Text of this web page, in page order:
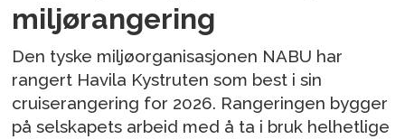
miljørangering
Den tyske miljøorganisasjonen NABU har
rangert Havila Kystruten som best i sin
cruiserangering for 2026. Rangeringen bygger
på selskapets arbeid med å ta i bruk helhetlige